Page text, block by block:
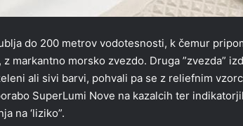
do 200 metrov vodotesnosti, k čemur
markantno morsko zvezdo. Druga ”zvezda”
ali sivi barvi, pohvali pa se z reliefnim
SuperLumi Nove na kazalcih ter
na ‘liziko”.